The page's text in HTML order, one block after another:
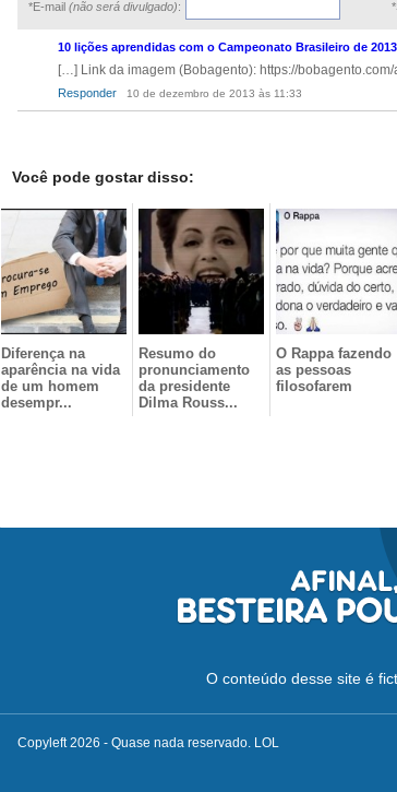
*E-mail (não será divulgado):
10 lições aprendidas com o Campeonato Brasileiro de
10 de dezembro de 2013 às 11:33
[…] Link da imagem (Bobagento): https://
Responder
Você pode gostar disso:
Diferença na
aparência na vida
de um homem
desempr...
Resumo do
pronunciamento
da presidente
Dilma Rouss...
O Rappa fazendo
as pessoas
filosofarem
O conteúdo desse site é
Copyleft 2026 - Quase nada reservado. LOL